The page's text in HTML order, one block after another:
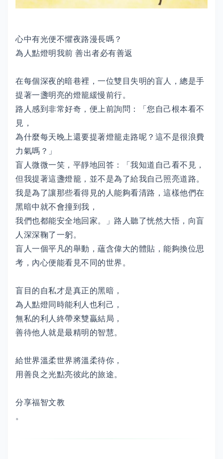
心中有光便不懼夜路漫長嗎？
為人點燈明我前 善出者必有善返
在每個深夜的暗巷裡，一位雙目失明的盲人，總是手
提著一盞明亮的燈籠緩慢前行。
路人感到非常好奇，便上前詢問：「您自己根本看不
見，
為什麼每天晚上還要提著燈籠走路呢？這不是很浪費
力氣嗎？」
盲人微微一笑，平靜地回答：「我知道自己看不見，
但我提著這盞燈籠，並不是為了給我自己照亮道路。
我是為了讓那些看得見的人能夠看清路，這樣他們在
黑暗中就不會撞到我，
我們也都能安全地回家。」路人聽了恍然大悟，向盲
人深深鞠了一躬。
盲人一個平凡的舉動，蘊含偉大的體貼，能夠換位思
考，內心便能看見不同的世界。
盲目的自私才是真正的黑暗，
為人點燈同時能利人也利己，
無私的利人終帶來雙贏結局，
善待他人就是最精明的智慧。
給世界溫柔世界將溫柔待你，
用善良之光點亮彼此的旅途。
分享福智文教
。